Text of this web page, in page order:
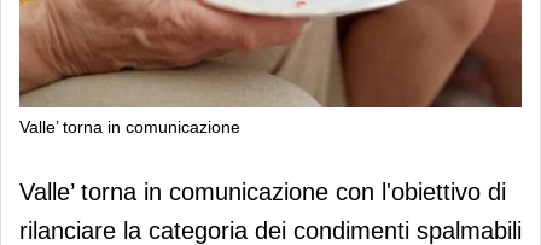
Valle’ torna in comunicazione
Valle’ torna in comunicazione
Valle’ torna in comunicazione con l'obiettivo di
rilanciare la categoria dei condimenti spalmabili